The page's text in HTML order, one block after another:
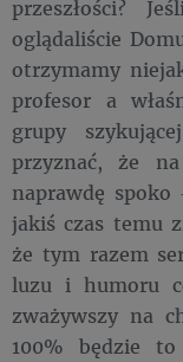
przeszłości?
oglądaliście
otrzymamy
profesor a
grupy
przyznać, że
naprawdę
jakiś czas temu
że tym razem
luzu i humoru
zważywszy na
100% będzie